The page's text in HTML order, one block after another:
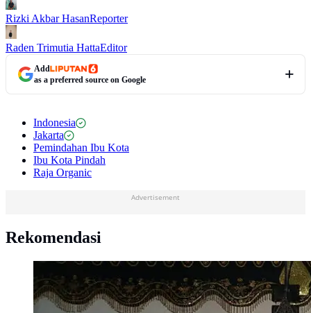
Rizki Akbar HasanReporter
Raden Trimutia HattaEditor
Add
as a preferred source on Google
Indonesia
Jakarta
Pemindahan Ibu Kota
Ibu Kota Pindah
Raja Organic
Advertisement
Rekomendasi